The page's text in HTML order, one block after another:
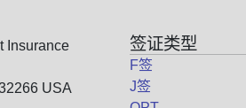
Insurance
USA
签证类型
F签
J签